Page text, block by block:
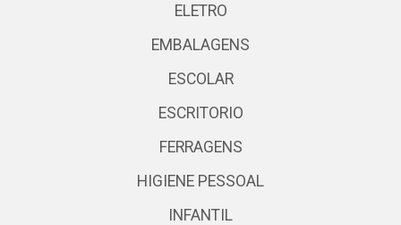
ELETRO
EMBALAGENS
ESCOLAR
ESCRITORIO
FERRAGENS
HIGIENE PESSOAL
INFANTIL